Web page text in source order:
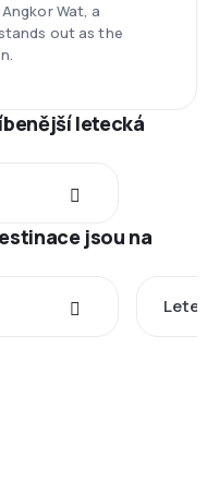
Wat, a
out as the
letecká
jsou na